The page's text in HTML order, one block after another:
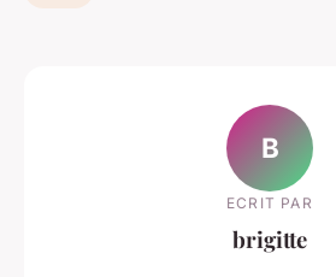
B
ECRIT PAR
brigitte